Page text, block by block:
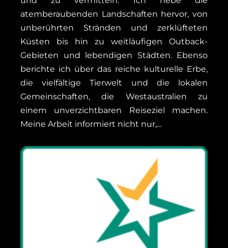
atemberaubenden Landschaften hervor, von
unberührten Stränden und zerklüfteten
Küsten bis hin zu weitläufigen Outback-
Gebieten und lebendigen Städten. Ebenso
berichte ich über das reiche kulturelle Erbe,
die vielfältige Tierwelt und die lokalen
Gemeinschaften, die Westaustralien zu
einem unverzichtbaren Reiseziel machen.
Meine Arbeit informiert nicht nur,...